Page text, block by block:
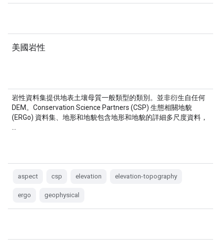
美國岩性
岩性資料集提供地表土壤母質一般類型的類別。並非衍生自任何
DEM。Conservation Science Partners (CSP) 生態相關地貌
(ERGo) 資料集、地形和地貌包含地形和地貌的詳細多尺度資料，
aspect csp elevation elevation-topography
ergo geophysical